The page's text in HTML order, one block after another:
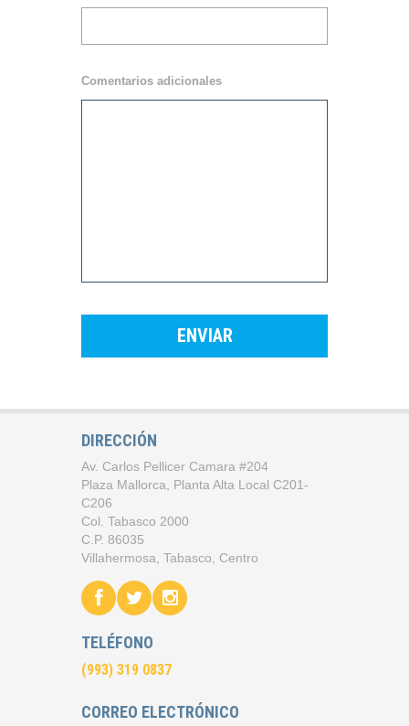
Comentarios adicionales
ENVIAR
DIRECCIÓN
Av. Carlos Pellicer Camara #204
Plaza Mallorca, Planta Alta Local C201-
C206
Col. Tabasco 2000
C.P. 86035
Villahermosa, Tabasco, Centro
TELÉFONO
(993) 319 0837
CORREO ELECTRÓNICO